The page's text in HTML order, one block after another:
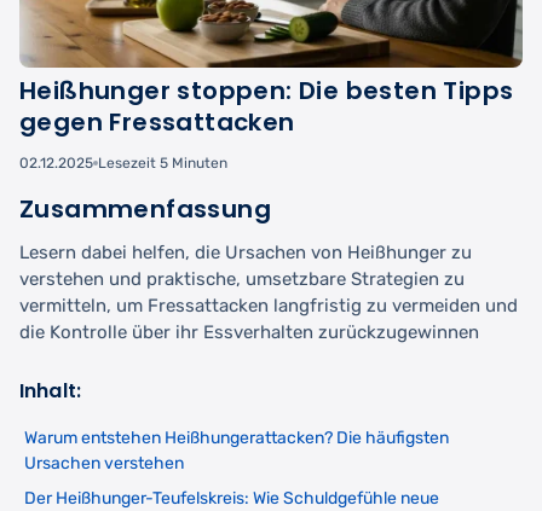
Heißhunger stoppen: Die besten Tipps
gegen Fressattacken
02.12.2025 Lesezeit 5 Minuten
Zusammenfassung
Lesern dabei helfen, die Ursachen von Heißhunger zu
verstehen und praktische, umsetzbare Strategien zu
vermitteln, um Fressattacken langfristig zu vermeiden und
die Kontrolle über ihr Essverhalten zurückzugewinnen
Inhalt:
Warum entstehen Heißhungerattacken? Die häufigsten
Ursachen verstehen
Der Heißhunger-Teufelskreis: Wie Schuldgefühle neue